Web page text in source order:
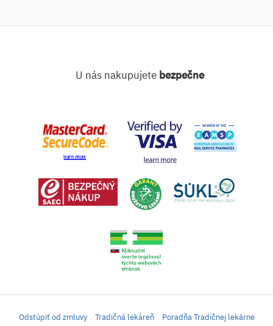
U nás nakupujete bezpečne
Odstúpiť od zmluvy Tradičná lekáreň Poradňa Tradičnej lekárne